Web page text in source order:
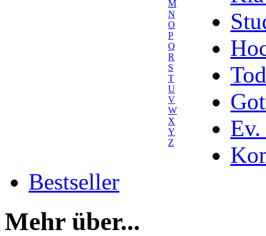
M
N
O
P
Q
R
S
T
U
V
W
X
Y
Z
Ev.
Bestseller
Mehr über...